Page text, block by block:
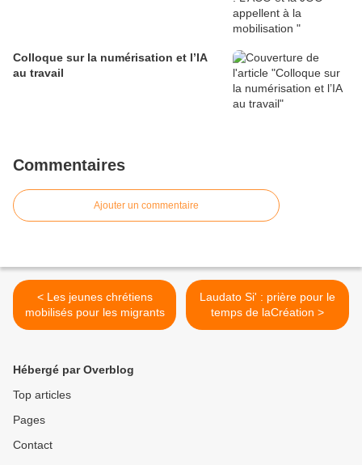
Colloque sur la numérisation et l’IA
au travail
Commentaires
Ajouter un commentaire
< Les jeunes chrétiens
mobilisés pour les migrants
Laudato Si' : prière pour le
temps de laCréation >
Hébergé par Overblog
Top articles
Pages
Contact